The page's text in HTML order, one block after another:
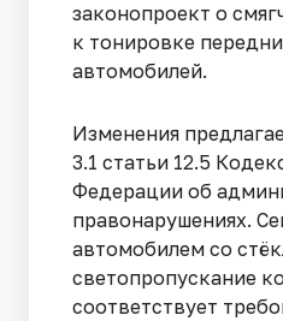
законопроект о
к тонировке
автомобилей.
Изменения
3.1 статьи 12.5
Федерации об
правонарушениях.
автомобилем со
светопропускание
соответствует